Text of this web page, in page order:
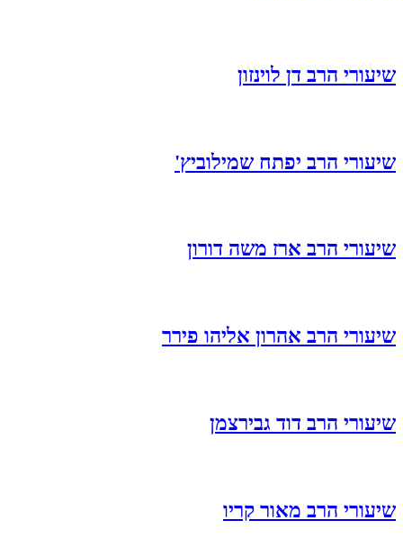
שיעורי הרב דן לוינזון
שיעורי הרב יפתח שמילוביץ'
שיעורי הרב ארז משה דורון
שיעורי הרב אהרון אליהו פירר
שיעורי הרב דוד גבירצמן
שיעורי הרב מאור קריו